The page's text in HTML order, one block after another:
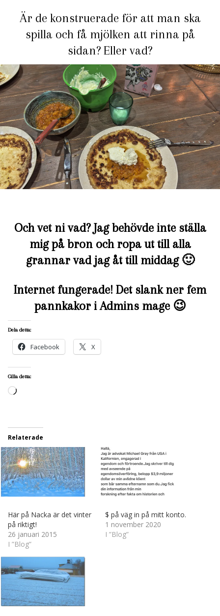
Är de konstruerade för att man ska
spilla och få mjölken att rinna på
sidan? Eller vad?
Och vet ni vad? Jag behövde inte ställa
mig på bron och ropa ut till alla
grannar vad jag åt till middag 🙂
Internet fungerade! Det slank ner fem
pannkakor i Admins mage 😉
Dela detta:
Facebook X
Gilla detta:
Laddar
Relaterade
Här på Nacka är det vinter
på riktigt!
26 januari 2015
I ”Blog”
$ på väg in på mitt konto.
1 november 2020
I ”Blog”